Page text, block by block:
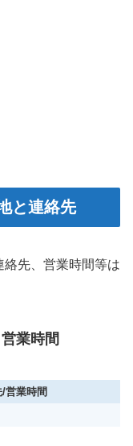
と連絡先
先、営業時間等は
業時間
営業時間